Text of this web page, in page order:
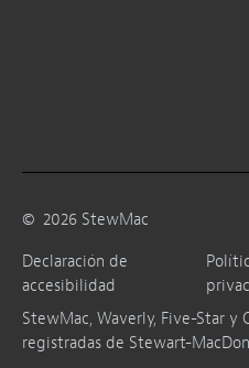
© 2026 StewMac
Declaración de
accesibilidad
StewMac, Waverly, Five-Star y
registradas de Stewart-